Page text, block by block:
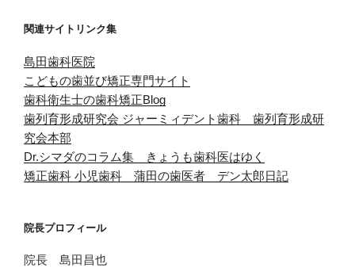
関連サイトリンク集
島田歯科医院
こどもの歯並び矯正専門サイト
歯科衛生士の歯科矯正Blog
歯列育形成研究会 ジャーミィデント歯科 歯列育形成研
究会本部
Dr.シマダのコラム集 きょうも歯科医はゆく
矯正歯科 小児歯科 蒲田の歯医者 デン太郎日記
院長プロフィール
院長 島田昌也